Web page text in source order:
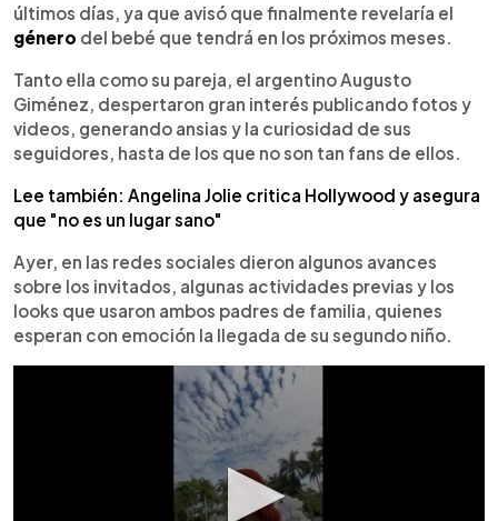
últimos días, ya que avisó que finalmente revelaría el
género del bebé que tendrá en los próximos meses.
Tanto ella como su pareja, el argentino Augusto
Giménez, despertaron gran interés publicando fotos y
videos, generando ansias y la curiosidad de sus
seguidores, hasta de los que no son tan fans de ellos.
Lee también: Angelina Jolie critica Hollywood y asegura
que "no es un lugar sano"
Ayer, en las redes sociales dieron algunos avances
sobre los invitados, algunas actividades previas y los
looks que usaron ambos padres de familia, quienes
esperan con emoción la llegada de su segundo niño.